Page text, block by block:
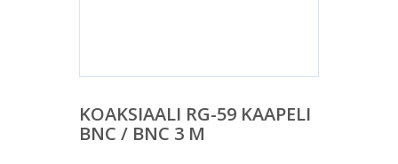
KOAKSIAALI RG-59 KAAPELI
BNC / BNC 3 M